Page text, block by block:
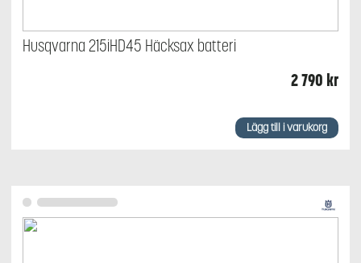
Husqvarna 215iHD45 Häcksax batteri
2 790 kr
Lägg till i varukorg